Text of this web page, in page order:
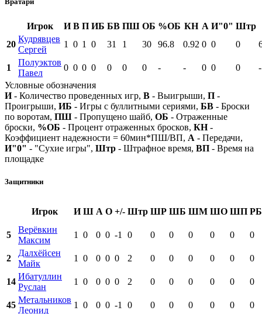
Игрок И В П ИБ БВ ПШ ОБ %ОБ КН А И"0" Штр
20
Кудрявцев
Сергей
1 0 1 0 31 1 30 96.8 0.92 0 0 0
1
Полуэктов
Павел
0 0 0 0 0 0 0 - - 0 0 0
-
Условные обозначения
И- Количество проведенных игр, В - Выигрыши, П -
Проигрыши, ИБ - Игры с буллитными сериями, БВ - Броски
по воротам, ПШ - Пропущено шайб, ОБ - Отраженные
броски, %ОБ - Процент отраженных бросков, КН-
Коэффициент надежности = 60мин*ПШ/ВП, А - Передачи,
И"0" - "Сухие игры", Штр - Штрафное время, ВП - Время на
площадке
Защитники
Игрок И Ш А О +/- Штр ШР ШБ ШМ ШО ШП РБ
5
Верёвкин
Максим
1 0 0 0 -1 0 0 0 0 0 0 0
2
Далхёйсен
Майк
1 0 0 0 0 2 0 0 0 0 0 0
14
Ибатуллин
Руслан
1 0 0 0 0 2 0 0 0 0 0 0
45
Метальников
Леонид
1 0 0 0 -1 0 0 0 0 0 0 0